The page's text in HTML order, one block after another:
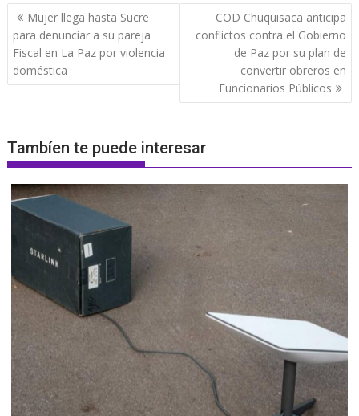
Navegación
de
entradas
Mujer llega hasta Sucre
para denunciar a su pareja
Fiscal en La Paz por violencia
doméstica
COD Chuquisaca anticipa
conflictos contra el Gobierno
de Paz por su plan de
convertir obreros en
Funcionarios Públicos
Tambíen te puede interesar